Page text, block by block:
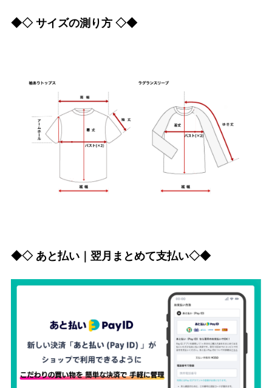
◆◇ サイズの測り方 ◇◆
◆◇ あと払い｜翌月まとめて支払い◇◆